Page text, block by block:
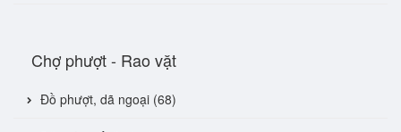
Chợ phượt - Rao vặt
Đồ phượt, dã ngoại (68)